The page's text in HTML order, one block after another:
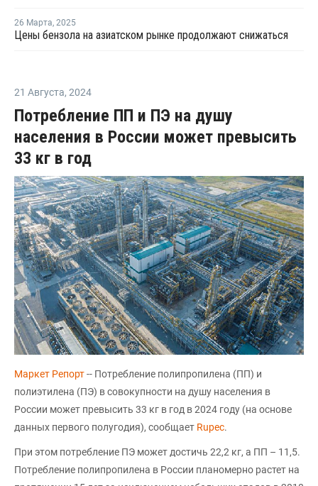
26 Марта, 2025
Цены бензола на азиатском рынке продолжают снижаться
21 Августа, 2024
Потребление ПП и ПЭ на душу
населения в России может превысить
33 кг в год
Маркет Репорт-- Потребление полипропилена (ПП) и
полиэтилена (ПЭ) в совокупности на душу населения в
России может превысить 33 кг в год в 2024 году (на основе
данных первого полугодия), сообщает Rupec.
При этом потребление ПЭ может достичь 22,2 кг, а ПП – 11,5.
Потребление полипропилена в России планомерно растет на